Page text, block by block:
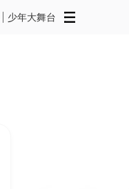
少年大舞台